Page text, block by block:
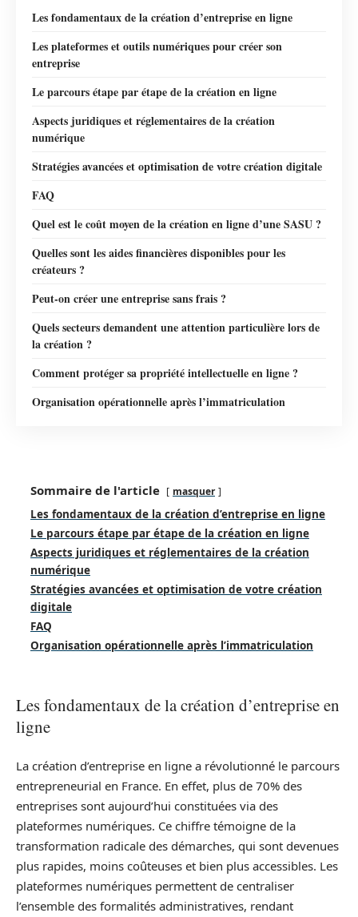
Les fondamentaux de la création d’entreprise en ligne
Les plateformes et outils numériques pour créer son
entreprise
Le parcours étape par étape de la création en ligne
Aspects juridiques et réglementaires de la création
numérique
Stratégies avancées et optimisation de votre création digitale
FAQ
Quel est le coût moyen de la création en ligne d’une SASU ?
Quelles sont les aides financières disponibles pour les
créateurs ?
Peut-on créer une entreprise sans frais ?
Quels secteurs demandent une attention particulière lors de
la création ?
Comment protéger sa propriété intellectuelle en ligne ?
Organisation opérationnelle après l’immatriculation
Sommaire de l'article masquer
Les fondamentaux de la création d’entreprise en ligne
Le parcours étape par étape de la création en ligne
Aspects juridiques et réglementaires de la création
numérique
Stratégies avancées et optimisation de votre création
digitale
FAQ
Organisation opérationnelle après l’immatriculation
Les fondamentaux de la création d’entreprise en
ligne
La création d’entreprise en ligne a révolutionné le parcours
entrepreneurial en France. En effet, plus de 70% des
entreprises sont aujourd’hui constituées via des
plateformes numériques. Ce chiffre témoigne de la
transformation radicale des démarches, qui sont devenues
plus rapides, moins coûteuses et bien plus accessibles. Les
plateformes numériques permettent de centraliser
l’ensemble des formalités administratives, rendant